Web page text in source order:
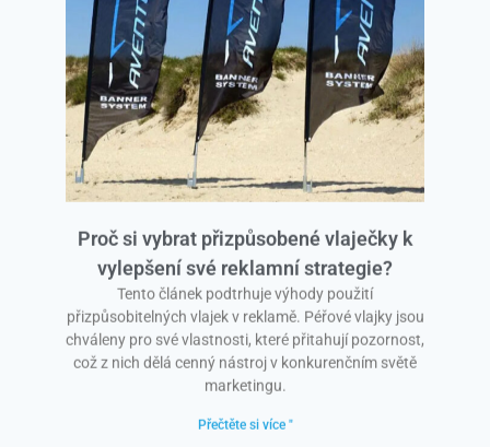
Proč si vybrat přizpůsobené vlaječky k
vylepšení své reklamní strategie?
Tento článek podtrhuje výhody použití
přizpůsobitelných vlajek v reklamě. Péřové vlajky jsou
chváleny pro své vlastnosti, které přitahují pozornost,
což z nich dělá cenný nástroj v konkurenčním světě
marketingu.
Přečtěte si více "